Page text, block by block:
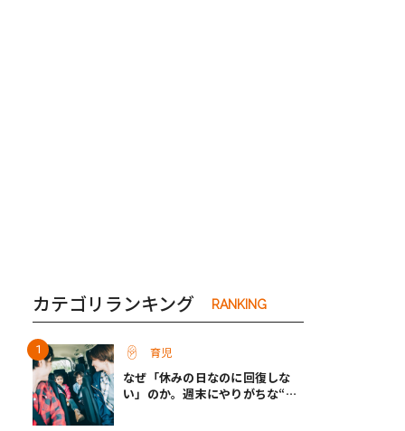
カテゴリランキング RANKING
育児
なぜ「休みの日なのに回復しな
い」のか。週末にやりがちな“子